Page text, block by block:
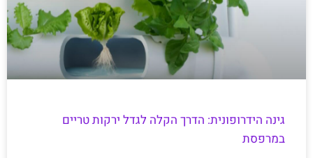
גינה הידרופונית: הדרך הקלה לגדל ירקות טריים
במרפסת